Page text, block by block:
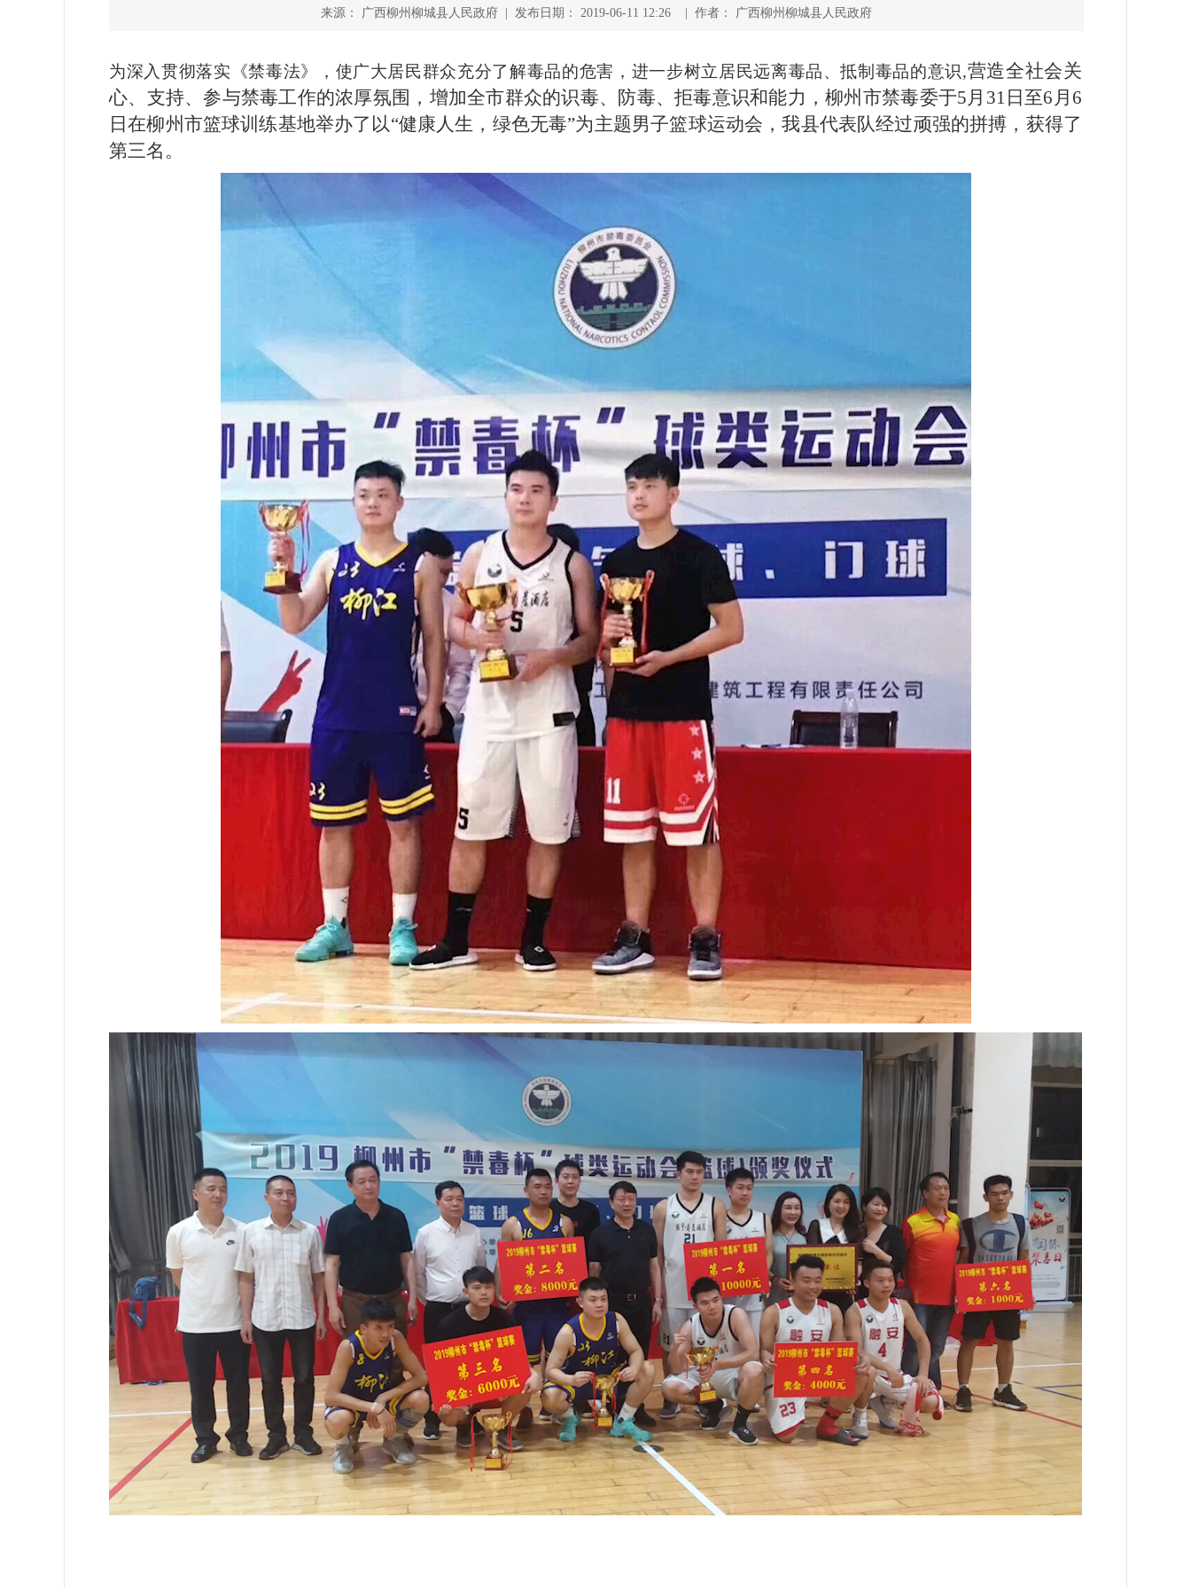
来源： 广西柳州柳城县人民政府 | 发布日期： 2019-06-11 12:26 | 作者： 广西柳州柳城县人民政府
为深入贯彻落实《禁毒法》，使广大居民群众充分了解毒品的危害，进一步树立居民远离毒品、抵制毒品的意识,营造全社会关
心、支持、参与禁毒工作的浓厚氛围，增加全市群众的识毒、防毒、拒毒意识和能力，柳州市禁毒委于5月31日至6月6
日在柳州市篮球训练基地举办了以“健康人生，绿色无毒”为主题男子篮球运动会，我县代表队经过顽强的拼搏，获得了
第三名。